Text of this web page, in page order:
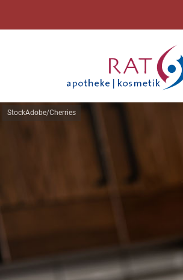
StockAdobe/Cherries